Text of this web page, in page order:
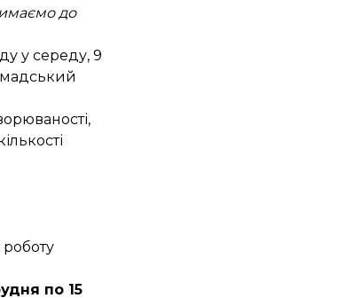
до
у середу, 9
по 15